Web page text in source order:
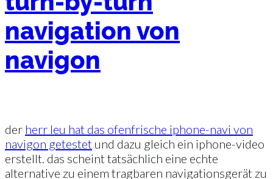
navigation von
navigon
der herr leu hat das ofenfrische iphone-navi von
navigon getestet und dazu gleich ein iphone-video
erstellt. das scheint tatsächlich eine echte
alternative zu einem tragbaren navigationsgerät zu